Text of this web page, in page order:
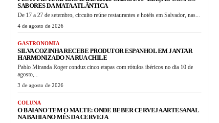
SABORES DA MATA ATLÂNTICA
De 17 a 27 de setembro, circuito reúne restaurantes e hotéis em Salvador, nas...
4 de agosto de 2026
GASTRONOMIA
SILVA COZINHA RECEBE PRODUTOR ESPANHOL EM JANTAR
HARMONIZADO NA RUA CHILE
Pablo Miranda Roger conduz cinco etapas com rótulos ibéricos no dia 10 de
agosto,...
3 de agosto de 2026
COLUNA
O BAIANO TEM O MALTE: ONDE BEBER CERVEJA ARTESANAL
NA BAHIA NO MÊS DA CERVEJA